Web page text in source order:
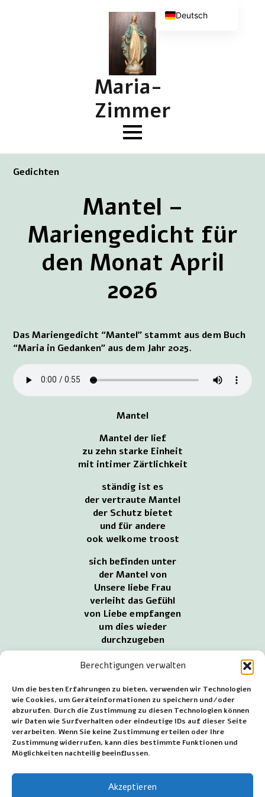
Berechtigungen verwalten
Um die besten Erfahrungen zu bieten, verwenden wir Technologien
wie Cookies, um Geräteinformationen zu speichern und/oder
abzurufen. Durch die Zustimmung zu diesen Technologien können
wir Daten wie Surfverhalten oder eindeutige IDs auf dieser Seite
verarbeiten. Wenn Sie keine Zustimmung erteilen oder Ihre
Zustimmung widerrufen, kann dies bestimmte Funktionen und
Möglichkeiten nachteilig beeinflussen.
Akzeptieren
Maria-
Zimmer
Gedichten
Mantel –
Mariengedicht für
den Monat April
2026
Das Mariengedicht “Mantel” stammt aus dem Buch
“Maria in Gedanken” aus dem Jahr 2025.
Mantel
Mantel der lief
zu zehn starke Einheit
mit intimer Zärtlichkeit
ständig ist es
der vertraute Mantel
der Schutz bietet
und für andere
ook welkome troost
sich befinden unter
der Mantel von
Unsere liebe Frau
verleiht das Gefühl
von Liebe empfangen
um dies wieder
durchzugeben
unter dem Mantel
zusammenkommen
andere verstehen wollen
Ich bin flink verstärkt
wegzugehen
und für bekannte
gut zu tun
~~~
Deutsch